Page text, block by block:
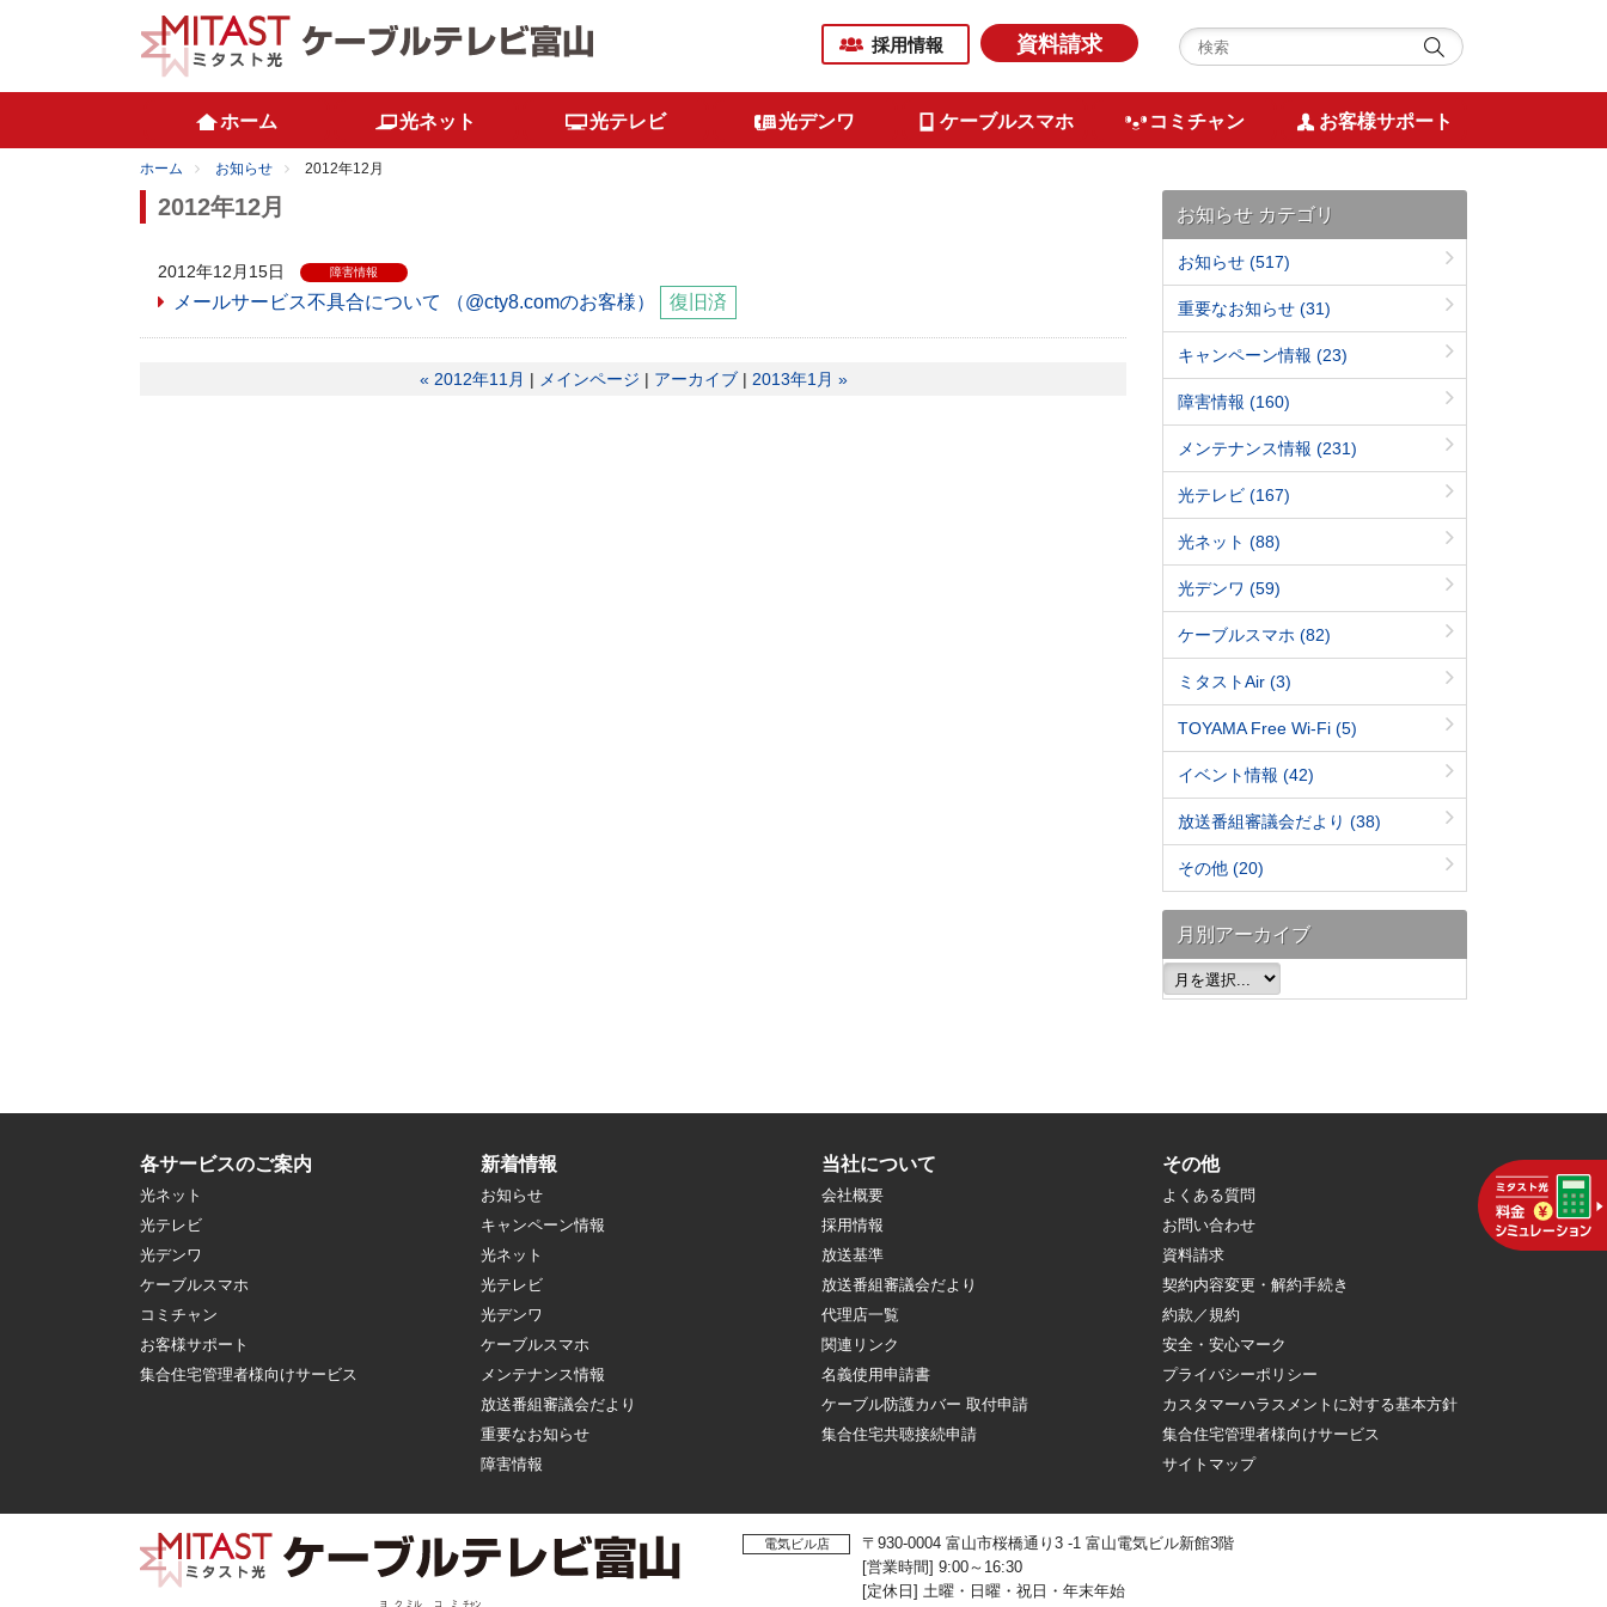
採用情報 資料請求
ホーム 光ネット 光テレビ 光デンワ ケーブルスマホ コミチャン お客様サポート
ホーム お知らせ 2012年12月
2012年12月
2012年12月15日 障害情報
メールサービス不具合について （@cty8.comのお客様） 復旧済
« 2012年11月 | メインページ | アーカイブ| 2013年1月 »
お知らせ カテゴリ
お知らせ (517)
重要なお知らせ (31)
キャンペーン情報 (23)
障害情報 (160)
メンテナンス情報 (231)
光テレビ (167)
光ネット (88)
光デンワ (59)
ケーブルスマホ (82)
ミタストAir (3)
TOYAMA Free Wi-Fi (5)
イベント情報 (42)
放送番組審議会だより (38)
その他 (20)
月別アーカイブ
各サービスのご案内
光ネット
光テレビ
光デンワ
ケーブルスマホ
コミチャン
お客様サポート
集合住宅管理者様向けサービス
新着情報
お知らせ
キャンペーン情報
光ネット
光テレビ
光デンワ
ケーブルスマホ
メンテナンス情報
放送番組審議会だより
重要なお知らせ
障害情報
当社について
会社概要
採用情報
放送基準
放送番組審議会だより
代理店一覧
関連リンク
名義使用申請書
ケーブル防護カバー 取付申請
集合住宅共聴接続申請
その他
よくある質問
お問い合わせ
資料請求
契約内容変更・解約手続き
約款／規約
安全・安心マーク
プライバシーポリシー
カスタマーハラスメントに対する基本方針
集合住宅管理者様向けサービス
サイトマップ
電気ビル店
〒930-0004 富山市桜橋通り3 -1 富山電気ビル新館3階
[営業時間] 9:00～16:30
[定休日] 土曜・日曜・祝日・年末年始